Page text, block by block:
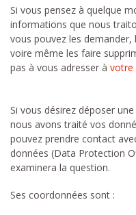
Si vous pensez à quelque
informations que nous
vous pouvez les
voire même les faire
pas à vous adresser à votre
Si vous désirez déposer
nous avons traité vos
pouvez prendre contact
données (Data Protection
examinera la question.
Ses coordonnées sont :